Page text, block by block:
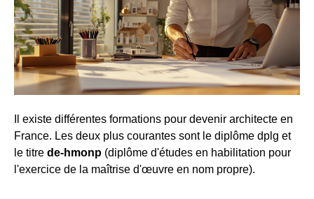
Il existe différentes formations pour devenir architecte en
France. Les deux plus courantes sont le diplôme dplg et
le titre de-hmonp (diplôme d'études en habilitation pour
l'exercice de la maîtrise d'œuvre en nom propre).